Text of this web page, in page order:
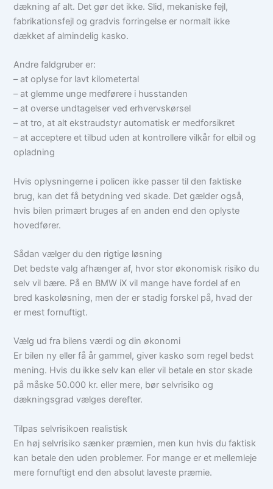
dækning af alt. Det gør det ikke. Slid, mekaniske fejl,
fabrikationsfejl og gradvis forringelse er normalt ikke
dækket af almindelig kasko.
Andre faldgruber er:
– at oplyse for lavt kilometertal
– at glemme unge medførere i husstanden
– at overse undtagelser ved erhvervskørsel
– at tro, at alt ekstraudstyr automatisk er medforsikret
– at acceptere et tilbud uden at kontrollere vilkår for elbil og
opladning
Hvis oplysningerne i policen ikke passer til den faktiske
brug, kan det få betydning ved skade. Det gælder også,
hvis bilen primært bruges af en anden end den oplyste
hovedfører.
Sådan vælger du den rigtige løsning
Det bedste valg afhænger af, hvor stor økonomisk risiko du
selv vil bære. På en BMW iX vil mange have fordel af en
bred kaskoløsning, men der er stadig forskel på, hvad der
er mest fornuftigt.
Vælg ud fra bilens værdi og din økonomi
Er bilen ny eller få år gammel, giver kasko som regel bedst
mening. Hvis du ikke selv kan eller vil betale en stor skade
på måske 50.000 kr. eller mere, bør selvrisiko og
dækningsgrad vælges derefter.
Tilpas selvrisikoen realistisk
En høj selvrisiko sænker præmien, men kun hvis du faktisk
kan betale den uden problemer. For mange er et mellemleje
mere fornuftigt end den absolut laveste præmie.